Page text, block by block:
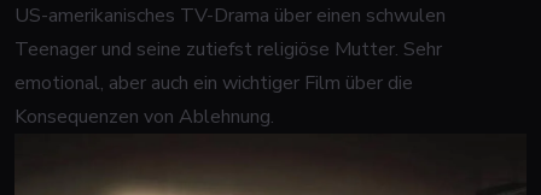
US-amerikanisches TV-Drama über einen schwulen
Teenager und seine zutiefst religiöse Mutter. Sehr
emotional, aber auch ein wichtiger Film über die
Konsequenzen von Ablehnung.